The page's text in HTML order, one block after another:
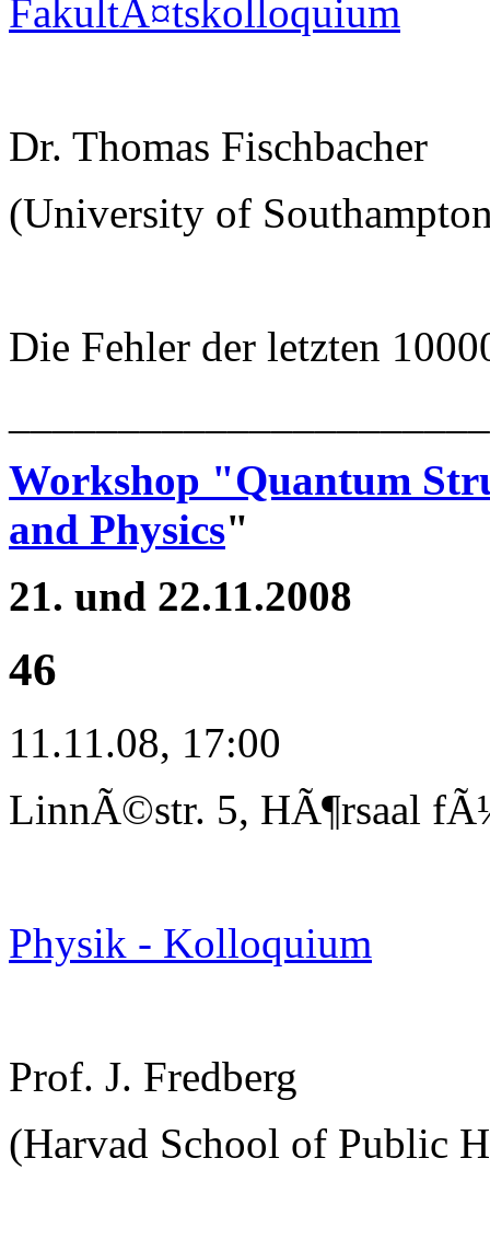
FakultÃ¤tskolloquium
Dr. Thomas Fischbacher
(University of
Die Fehler der letzten
Workshop "Quantum
and Physics"
21. und 22.11.2008
46
11.11.08, 17:00
LinnÃ©str. 5, HÃ¶rsaal
Physik - Kolloquium
Prof. J. Fredberg
(Harvad School of Public